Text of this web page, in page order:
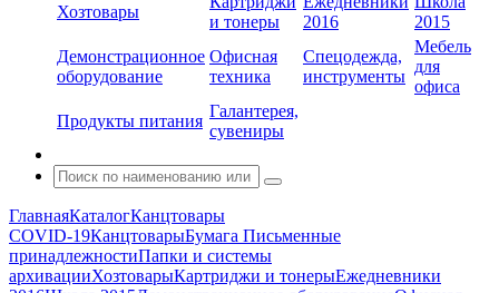
Хозтовары
и тонеры
2016
2015
Демонстрационное
оборудование
Офисная
техника
Спецодежда,
инструменты
Мебель
для
офиса
Продукты питания
Галантерея,
сувениры
ГлавнаяКаталогКанцтовары
COVID-19КанцтоварыБумага Письменные
принадлежностиПапки и системы
архивацииХозтоварыКартриджи и тонерыЕжедневники